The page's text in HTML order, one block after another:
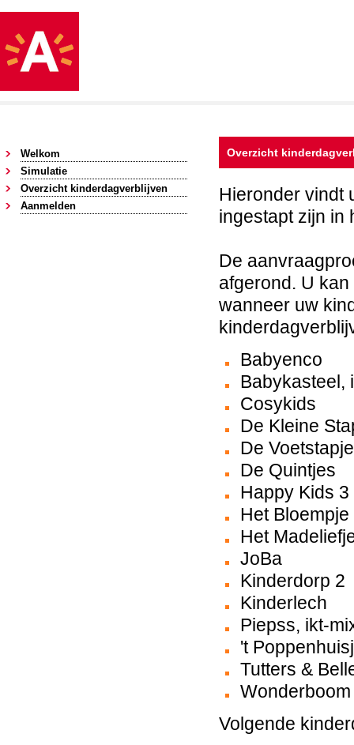
Welkom
Simulatie
Overzicht kinderdagverblijven
Aanmelden
Overzicht
Hieronder vindt
ingestapt zijn in
De
afgerond. U
wanneer uw
Babyenco
Babykasteel,
Cosykids
De Kleine
De
De Quintjes
Happy Kids 3
Het Bloempje
Het
JoBa
Kinderdorp 2
Kinderlech
Piepss, ikt-
't
Tutters &
Wonderboom
Volgende